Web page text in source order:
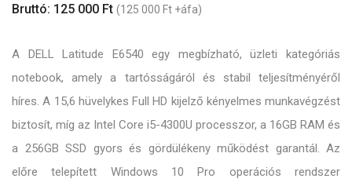
Bruttó: 125 000 Ft (125 000 Ft +áfa)
A DELL Latitude E6540 egy megbízható, üzleti kategóriás
notebook, amely a tartósságáról és stabil teljesítményéről
híres. A 15,6 hüvelykes Full HD kijelző kényelmes munkavégzést
biztosít, míg az Intel Core i5-4300U processzor, a 16GB RAM és
a 256GB SSD gyors és gördülékeny működést garantál. Az
előre telepített Windows 10 Pro operációs rendszer